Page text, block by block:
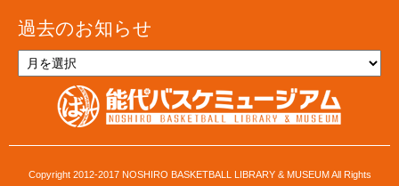
ー
シ
ョ
過去のお知らせ
去
Copyright 2012-2017 NOSHIRO BASKETBALL LIBRARY & MUSEUM All Rights